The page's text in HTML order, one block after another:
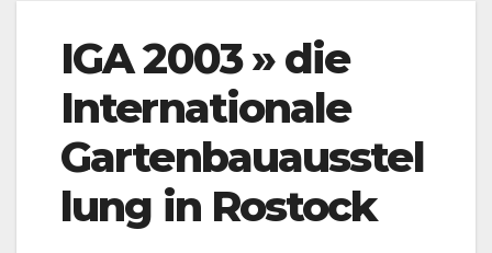
IGA 2003 » die
Internationale
Gartenbauausstel
lung in Rostock